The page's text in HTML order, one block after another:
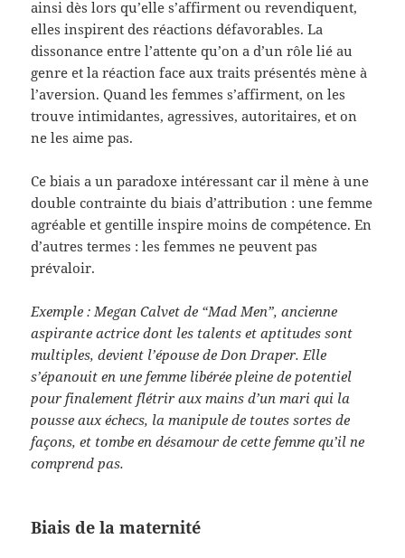
ainsi dès lors qu’elle s’affirment ou revendiquent,
elles inspirent des réactions défavorables. La
dissonance entre l’attente qu’on a d’un rôle lié au
genre et la réaction face aux traits présentés mène à
l’aversion. Quand les femmes s’affirment, on les
trouve intimidantes, agressives, autoritaires, et on
ne les aime pas.
Ce biais a un paradoxe intéressant car il mène à une
double contrainte du biais d’attribution : une femme
agréable et gentille inspire moins de compétence. En
d’autres termes : les femmes ne peuvent pas
prévaloir.
Exemple : Megan Calvet de “Mad Men”, ancienne
aspirante actrice dont les talents et aptitudes sont
multiples, devient l’épouse de Don Draper. Elle
s’épanouit en une femme libérée pleine de potentiel
pour finalement flétrir aux mains d’un mari qui la
pousse aux échecs, la manipule de toutes sortes de
façons, et tombe en désamour de cette femme qu’il ne
comprend pas.
Biais de la maternité